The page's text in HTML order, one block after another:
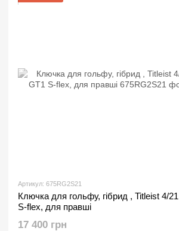
Артикул: 675RG2S21
Ключка для гольфу, гібрид , Titleist 4/
S-flex, для правші
17 400 грн